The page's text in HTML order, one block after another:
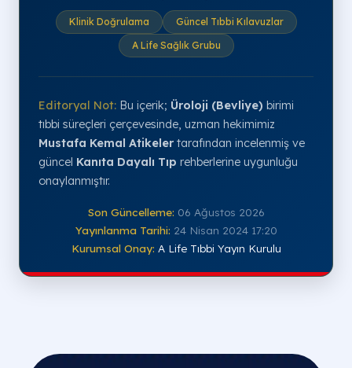
Klinik Doğrulama
Güncel Tıbbi Kılavuzlar
A Life Sağlık Grubu
Editoryal Not: Bu içerik; Üroloji (Bevliye) birimi
tıbbi süreçleri çerçevesinde, uzman hekimimiz
Mustafa Kemal Atikeler tarafından incelenmiş ve
güncel Kanıta Dayalı Tıp rehberlerine uygunluğu
onaylanmıştır.
Son Güncelleme: 06 Ağustos 2026
Yayınlanma Tarihi: 24 Nisan 2024 17:20
Kurumsal Onay: A Life Tıbbi Yayın Kurulu